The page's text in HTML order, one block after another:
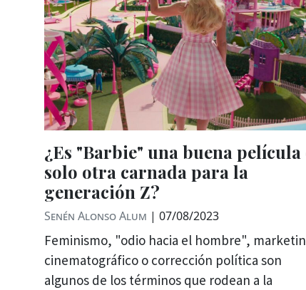
¿Es "Barbie" una buena película
solo otra carnada para la
generación Z?
Senén Alonso Alum | 07/08/2023
Feminismo, "odio hacia el hombre",
cinematográfico o corrección política son
algunos de los términos que rodean a la